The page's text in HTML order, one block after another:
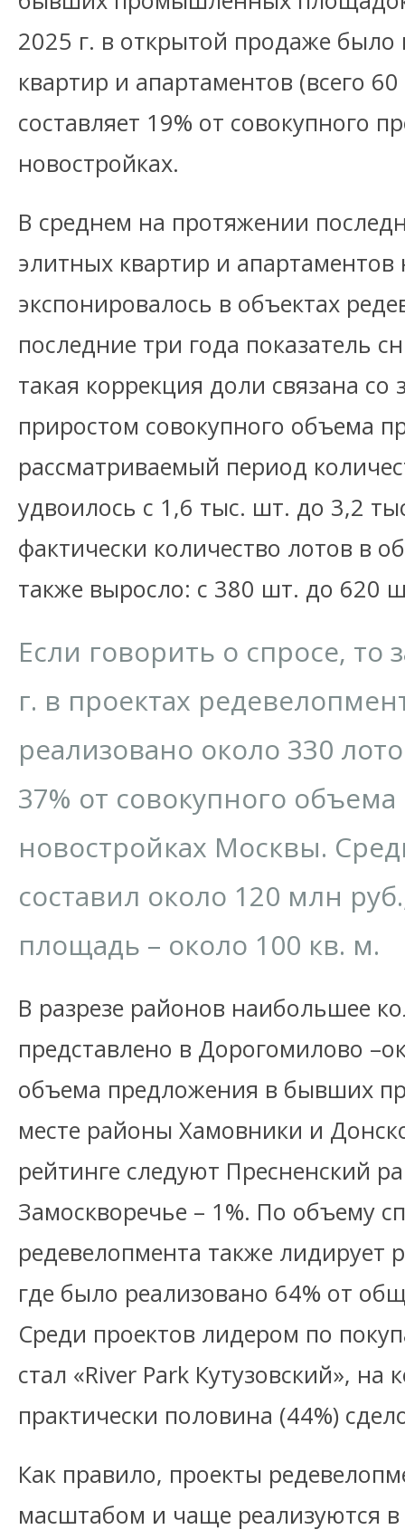
2025 г. в открытой продаже было
квартир и апартаментов (всего
составляет 19% от совокупного
новостройках.
В среднем на протяжении
элитных квартир и
экспонировалось в объектах
последние три года показатель
такая коррекция доли связана
приростом совокупного объема
рассматриваемый период
удвоилось с 1,6 тыс. шт. до 3,2
фактически количество лотов в
также выросло: с 380 шт. до 620
Если говорить о спросе, то
г. в проектах
реализовано около 330
37% от совокупного
новостройках Москвы.
составил около 120 млн
площадь – около 100 кв. м.
В разрезе районов наибольшее
представлено в Дорогомилово
объема предложения в бывших
месте районы Хамовники и
рейтинге следуют Пресненский
Замоскворечье – 1%. По объему
редевелопмента также лидирует
где было реализовано 64% от
Среди проектов лидером по
стал «River Park Кутузовский»,
практически половина (44%)
Как правило, проекты
масштабом и чаще реализуются в